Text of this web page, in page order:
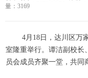
量：3169
4月18日，达川区万
室隆重举行。谭洁副校长
员会成员齐聚一堂，共同